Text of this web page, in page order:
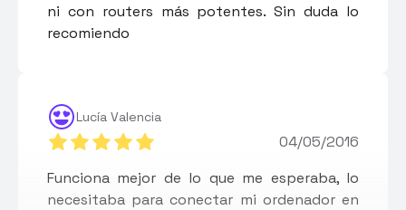
ni con routers más potentes. Sin duda lo
recomiendo
Lucía Valencia
04/05/2016
Funciona mejor de lo que me esperaba, lo
necesitaba para conectar mi ordenador en